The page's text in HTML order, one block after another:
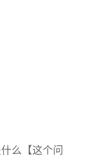
么【这个问